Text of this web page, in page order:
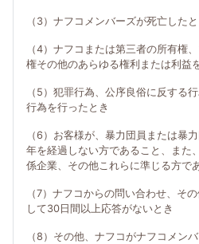
（3）ナフコメンバーズが死亡したと
（4）ナフコまたは第三者の所有権
権その他のあらゆる権利または利益
（5）犯罪行為、公序良俗に反する
行為を行ったとき
（6）お客様が、暴力団員または暴
年を経過しない方であること、また
係企業、その他これらに準じる方で
（7）ナフコからの問い合わせ、そ
して30日間以上応答がないとき
（8）その他、ナフコがナフコメン